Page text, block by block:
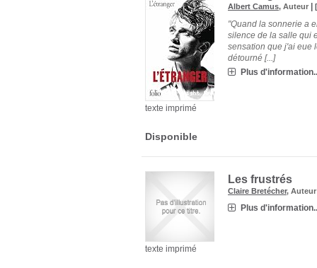
texte imprimé
Albert Camus, Auteur |
"Quand la sonnerie a
silence de la salle qui
sensation que j'ai eue
détourné [...]
Plus
Disponible
texte imprimé
Les frustrés
Claire Bretécher,
Plus